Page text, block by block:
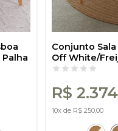
Conjunto
Off White/
Sintética
R$
10x de R$ 250,00